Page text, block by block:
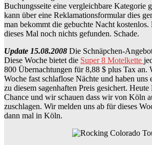
Buchungsseite eine vergleichbare Kategorie
kann über eine Reklamationsformular dies
man bekommt die gebuchte Nacht
dieses Mal noch nichts gefunden. Schade.
Update 15.08.2008 Die Schnäpchen-
Diese Woche bietet die Super 8 Motelkette
800 Übernachtungen für 8,88 $ plus Tax an.
Woche fast schlaflose Nächte und haben uns
zu diesem sagenhaften Preis gesichert.
Chance und wir schauen dass wir von Köln
zuschlagen. Wir melden uns ab für dieses
dann mal in Köln.